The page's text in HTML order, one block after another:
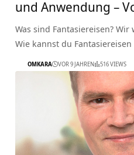
und Anwendung –
Was sind Fantasiereisen?
Wie kannst du
OMKARA VOR 9 JAHREN 516 VIEWS